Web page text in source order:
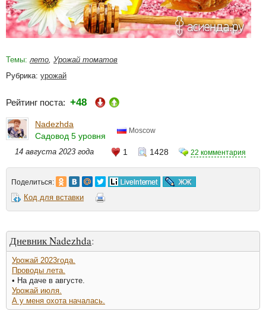
Темы: лето Урожай томатов
Рубрика: урожай
Рейтинг поста: +48
Nadezhda
Садовод 5 уровня
Moscow
14 августа 2023 года 1 1428 22 комментария
Поделиться:
Код для вставки
Дневник Nadezhda:
Урожай 2023года.
Проводы лета.
• На даче в августе.
Урожай июля.
А у меня охота началась.